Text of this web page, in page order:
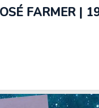
FARMER |